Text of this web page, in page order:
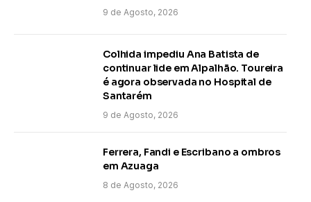
9 de Agosto, 2026
Colhida impediu Ana Batista de
continuar lide em Alpalhão. Toureira
é agora observada no Hospital de
Santarém
9 de Agosto, 2026
Ferrera, Fandi e Escribano a ombros
em Azuaga
8 de Agosto, 2026